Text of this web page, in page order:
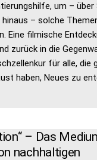
um – über
hinaus – solche
Eine filmische
zurück in die
für alle, die
haben, Neues zu
– Das
nachhaltigen